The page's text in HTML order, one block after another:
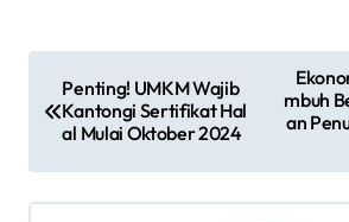
a
v
Penting! UMKM Wajib
Kantongi Sertifikat Hal
al Mulai Oktober 2024
mbuh
an